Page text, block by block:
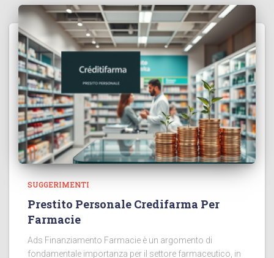
SUGGERIMENTI
Prestito Personale Credifarma Per
Farmacie
Ads Finanziamento Farmacie è un argomento di
fondamentale importanza per il settore farmaceutico, in